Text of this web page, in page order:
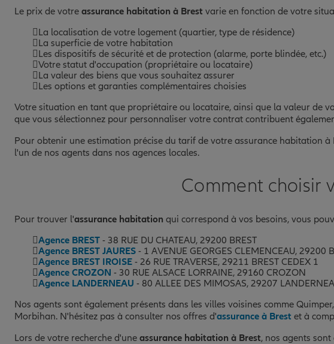
Le prix de votre assurance habitation à Brest varie en fonction de votre
La localisation de votre logement (quartier, type de résidence)
La superficie de votre habitation
Les dispositifs de sécurité et de protection (alarme, porte blindée, etc.)
Votre statut d'occupation (propriétaire ou locataire)
La valeur des biens que vous souhaitez assurer
Les options et garanties complémentaires choisies
Votre situation en tant que propriétaire ou locataire, ainsi que la valeur de
que vous sélectionnez pour personnaliser votre contrat contribuent
Pour obtenir une estimation précise du tarif de votre assurance habitation
l'un de nos agents dans nos agences locales.
Comment choisir
Pour trouver l'assurance habitation qui correspond à vos besoins, vous
Agence BREST - 38 RUE DU CHATEAU, 29200 BREST
Agence BREST JAURES - 1 AVENUE GEORGES CLEMENCEAU, 29200
Agence BREST IROISE - 26 RUE TRAVERSE, 29211 BREST CEDEX 1
Agence CROZON - 30 RUE ALSACE LORRAINE, 29160 CROZON
Agence LANDERNEAU - 80 ALLEE DES MIMOSAS, 29207
Nos agents sont également présents dans les villes voisines comme
Morbihan. N'hésitez pas à consulter nos offres d'assurance à Brest et à
Lors de votre recherche d'une assurance habitation à Brest, nos agents